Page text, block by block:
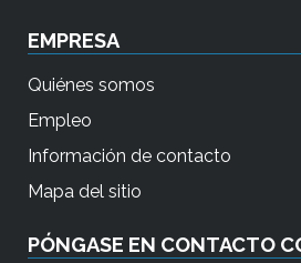
EMPRESA
Quiénes somos
Empleo
Información de contacto
Mapa del sitio
PÓNGASE EN CONTACTO